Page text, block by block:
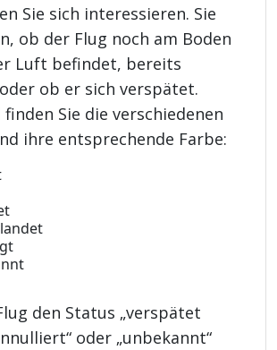
Sie sich interessieren. Sie
ob der Flug noch am Boden
Luft befindet, bereits
ob er sich verspätet.
Sie die verschiedenen
ihre entsprechende Farbe:
den Status „verspätet
oder „unbekannt“